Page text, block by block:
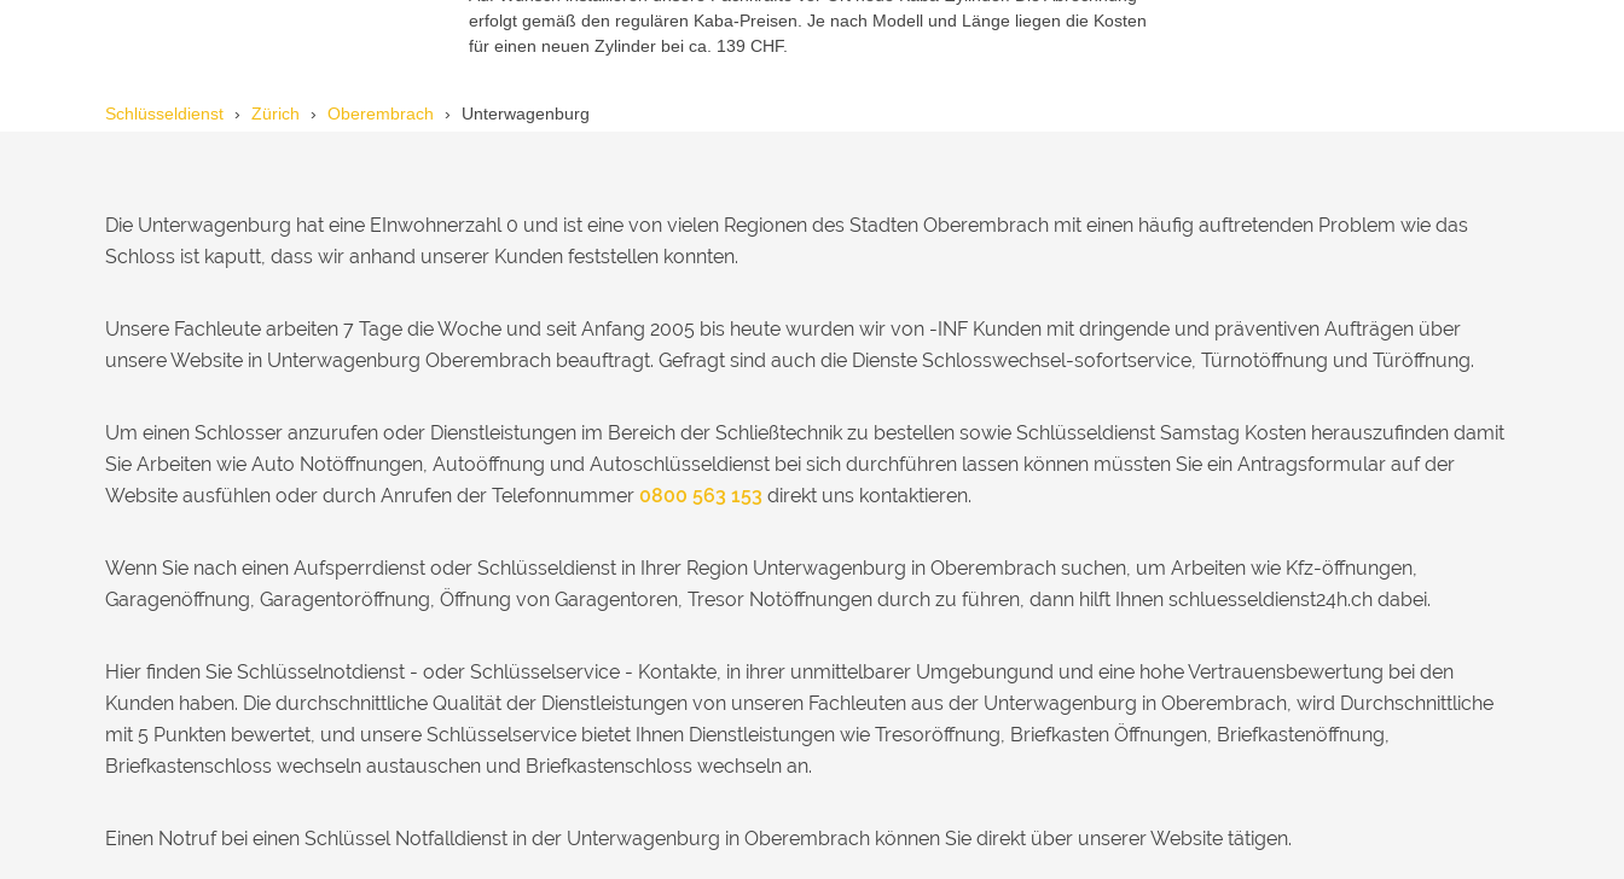
erfolgt gemäß den regulären Kaba-Preisen. Je nach Modell und Länge liegen die Kosten
für einen neuen Zylinder bei ca. 139 CHF.
aufgebrochen werden, aber der
M Michael B. aus Bassersdorf
Ich musste wegen eines
abgebrochenen Schlüssels den Service
verfügbar. Kam am nächsten Tag.
Trotzdem zufrieden.
Zuverlässiger Service bei einem
Preis war leicht höher als erwartet – aber
nachvollziehbar erklärt.
Schlüsseldienst Zürich Oberembrach Unterwagenburg
Die Unterwagenburg hat eine EInwohnerzahl 0 und ist eine von vielen Regionen des Stadten Oberembrach mit einen häufig auftretenden Problem wie das
Schloss ist kaputt, dass wir anhand unserer Kunden feststellen konnten.
Unsere Fachleute arbeiten 7 Tage die Woche und seit Anfang 2005 bis heute wurden wir von -INF Kunden mit dringende und präventiven Aufträgen über
unsere Website in Unterwagenburg Oberembrach beauftragt. Gefragt sind auch die Dienste Schlosswechsel-sofortservice, Türnotöffnung und Türöffnung.
Um einen Schlosser anzurufen oder Dienstleistungen im Bereich der Schließtechnik zu bestellen sowie Schlüsseldienst Samstag Kosten herauszufinden damit
Sie Arbeiten wie Auto Notöffnungen, Autoöffnung und Autoschlüsseldienst bei sich durchführen lassen können müssten Sie ein Antragsformular auf der
Website ausfühlen oder durch Anrufen der Telefonnummer 0800 563 153 direkt uns kontaktieren.
Wenn Sie nach einen Aufsperrdienst oder Schlüsseldienst in Ihrer Region Unterwagenburg in Oberembrach suchen, um Arbeiten wie Kfz-öffnungen,
Garagenöffnung, Garagentoröffnung, Öffnung von Garagentoren, Tresor Notöffnungen durch zu führen, dann hilft Ihnen schluesseldienst24h.ch dabei.
Hier finden Sie Schlüsselnotdienst - oder Schlüsselservice - Kontakte, in ihrer unmittelbarer Umgebungund und eine hohe Vertrauensbewertung bei den
Kunden haben. Die durchschnittliche Qualität der Dienstleistungen von unseren Fachleuten aus der Unterwagenburg in Oberembrach, wird Durchschnittliche
mit 5 Punkten bewertet, und unsere Schlüsselservice bietet Ihnen Dienstleistungen wie Tresoröffnung, Briefkasten Öffnungen, Briefkastenöffnung,
Briefkastenschloss wechseln austauschen und Briefkastenschloss wechseln an.
Einen Notruf bei einen Schlüssel Notfalldienst in der Unterwagenburg in Oberembrach können Sie direkt über unserer Website tätigen.